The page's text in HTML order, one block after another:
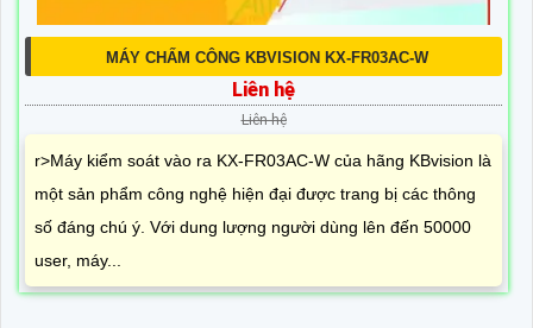
MÁY CHẤM CÔNG KBVISION KX-FR03AC-W
Liên hệ
Liên hệ
r>Máy kiểm soát vào ra KX-FR03AC-W của hãng KBvision là
một sản phẩm công nghệ hiện đại được trang bị các thông
số đáng chú ý. Với dung lượng người dùng lên đến 50000
user, máy...